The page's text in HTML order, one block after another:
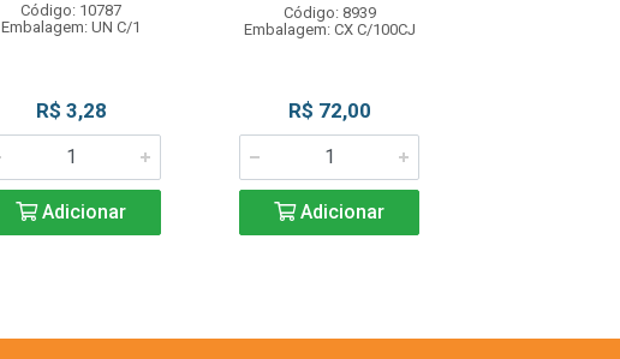
Código: 10787
Embalagem: UN C/1
R$ 3,28
Adicionar
Código: 8939
Embalagem: CX C/100CJ
R$ 72,00
Adicionar